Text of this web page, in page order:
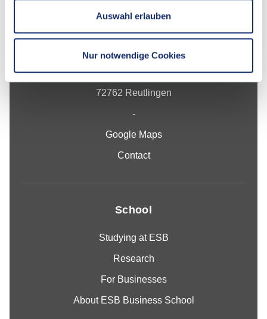
Auswahl erlauben
Nur notwendige Cookies
Contact
Hochschule Reutlingen
Alteburgstraße 150
72762 Reutlingen
-
Google Maps
Contact
School
Studying at ESB
Research
For Businesses
About ESB Business School